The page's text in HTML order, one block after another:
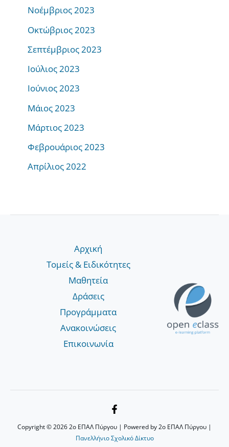
Νοέμβριος 2023
Οκτώβριος 2023
Σεπτέμβριος 2023
Ιούλιος 2023
Ιούνιος 2023
Μάιος 2023
Μάρτιος 2023
Φεβρουάριος 2023
Απρίλιος 2022
Αρχική
Τομείς & Ειδικότητες
Μαθητεία
Δράσεις
Προγράμματα
Ανακοινώσεις
Επικοινωνία
Copyright © 2026 2ο ΕΠΑΛ Πύργου | Powered by 2ο ΕΠΑΛ Πύργου |
Πανελλήνιο Σχολικό Δίκτυο